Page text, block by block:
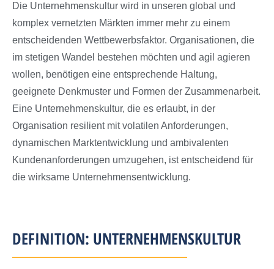
Die Unternehmenskultur wird in unseren global und
komplex vernetzten Märkten immer mehr zu einem
entscheidenden Wettbewerbsfaktor. Organisationen, die
im stetigen Wandel bestehen möchten und agil agieren
wollen, benötigen eine entsprechende Haltung,
geeignete Denkmuster und Formen der Zusammenarbeit.
Eine Unternehmenskultur, die es erlaubt, in der
Organisation resilient mit volatilen Anforderungen,
dynamischen Marktentwicklung und ambivalenten
Kundenanforderungen umzugehen, ist entscheidend für
die wirksame Unternehmensentwicklung.
DEFINITION: UNTERNEHMENSKULTUR